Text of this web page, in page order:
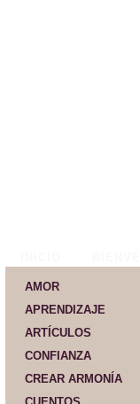
AMOR
APRENDIZAJE
ARTÍCULOS
CONFIANZA
CREAR ARMONÍA